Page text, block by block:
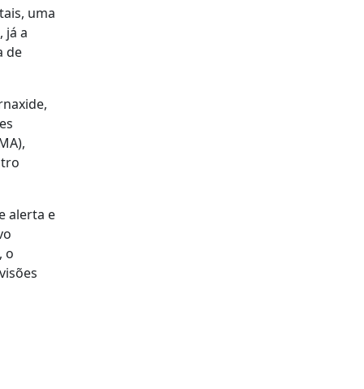
uma
já a
de
alerta e
o